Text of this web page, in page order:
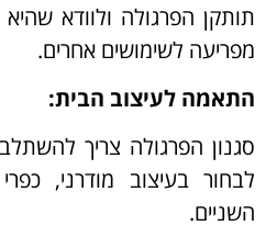
תותקן הפרגולה ולוודא
מפריעה לשימושים אחרים.
התאמה לעיצוב הבית:
סגנון הפרגולה צריך
לבחור בעיצוב מודרני,
השניים.